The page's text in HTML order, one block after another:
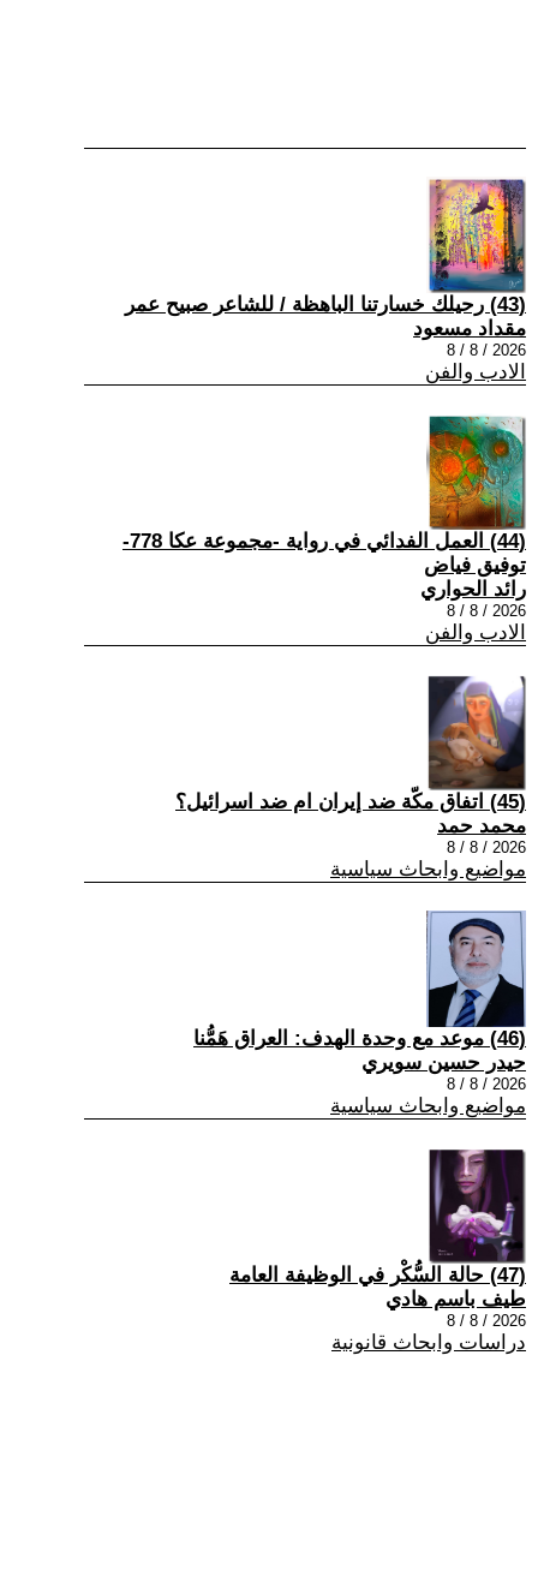
(43) رحيلك خسارتنا الباهظة / للشاعر صبيح عمر
مقداد مسعود
2026 / 8 / 8
الادب والفن
(44) العمل الفدائي في رواية -مجموعة عكا 778-
توفيق فياض
رائد الحواري
2026 / 8 / 8
الادب والفن
(45) اتفاق مكّة ضد إيران ام ضد اسرائيل؟
محمد حمد
2026 / 8 / 8
مواضيع وابحاث سياسية
(46) موعد مع وحدة الهدف: العراق هَمُّنا
حيدر حسين سويري
2026 / 8 / 8
مواضيع وابحاث سياسية
(47) حالة السُّكْر في الوظيفة العامة
طيف باسم هادي
2026 / 8 / 8
دراسات وابحاث قانونية